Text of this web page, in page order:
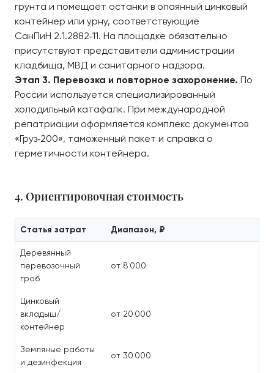
грунта и помещает останки в опаянный цинковый
контейнер или урну, соответствующие
СанПиН 2.1.2882‑11. На площадке обязательно
присутствуют представители администрации
кладбища, МВД и санитарного надзора.
Этап 3. Перевозка и повторное захоронение. По
России используется специализированный
холодильный катафалк. При международной
репатриации оформляется комплекс документов
«Груз‑200», таможенный пакет и справка о
герметичности контейнера.
4. Ориентировочная стоимость
Статья затрат Диапазон, ₽
Деревянный
перевозочный
гроб
от 8 000
Цинковый
вкладыш/
контейнер
от 20 000
Земляные работы
и дезинфекция
от 30 000